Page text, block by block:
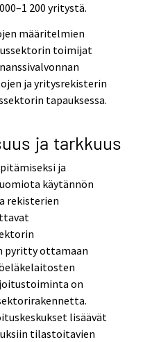
200 yritystä.
määritelmien
toimijat
ja yritysrekisterin
tapauksessa.
ja tarkkuus
ja
käytännön
rekisterien
pyritty ottamaan
on
lisäävät
tilastoitavien